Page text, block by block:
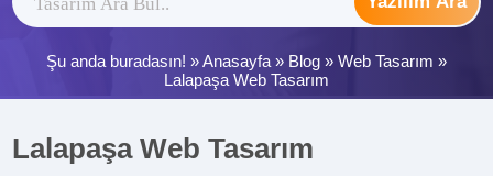
Şu anda buradasın! »Anasayfa » Blog » Web Tasarım »
Lalapaşa Web Tasarım
Lalapaşa Web Tasarım